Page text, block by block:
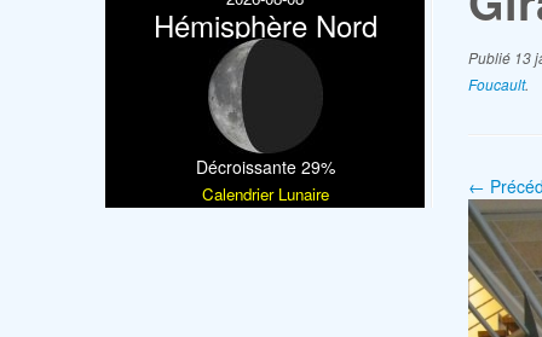
Hémisphère Nord
Décroissante 29%
Calendrier Lunaire
Publié 13
Foucault.
←